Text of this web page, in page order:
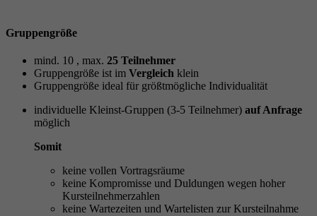
Gruppengröße
mind. 10 , max. 25 Teilnehmer
Gruppengröße ist im Vergleich klein
Gruppengröße ideal für größtmögliche Individualität
individuelle Kleinst-Gruppen (3-5 Teilnehmer) auf Anfrage
möglich
Somit
keine vollen Vortragsräume
keine Kompromisse und Duldungen wegen hoher
Kursteilnehmerzahlen
keine Wartezeiten und Wartelisten zur Kursteilnahme